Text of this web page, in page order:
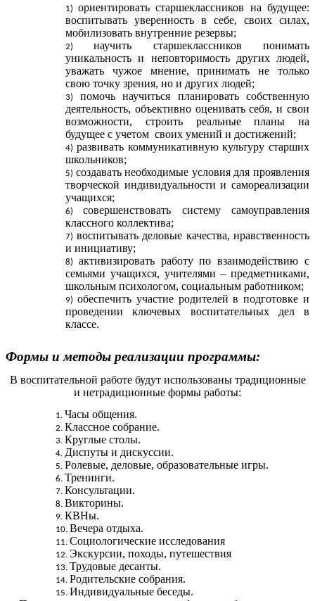
ориентировать старшеклассников на будущее:
воспитывать уверенность в себе, своих силах,
мобилизовать внутренние резервы;
научить старшеклассников понимать
уникальность и неповторимость других людей,
уважать чужое мнение, принимать не только
свою точку зрения, но и других людей;
помочь научиться планировать собственную
деятельность, объективно оценивать себя, и свои
возможности, строить реальные планы на
будущее с учетом своих умений и достижений;
развивать коммуникативную культуру старших
школьников;
создавать необходимые условия для проявления
творческой индивидуальности и самореализации
учащихся;
совершенствовать систему самоуправления
классного коллектива;
воспитывать деловые качества, нравственность
и инициативу;
активизировать работу по взаимодействию с
семьями учащихся, учителями – предметниками,
школьным психологом, социальным работником;
обеспечить участие родителей в подготовке и
проведении ключевых воспитательных дел в
классе.
Формы и методы реализации программы:
В воспитательной работе будут использованы традиционные
и нетрадиционные формы работы:
Часы общения.
Классное собрание.
Круглые столы.
Диспуты и дискуссии.
Ролевые, деловые, образовательные игры.
Тренинги.
Консультации.
Викторины.
КВНы.
Вечера отдыха.
Социологические исследования
Экскурсии, походы, путешествия
Трудовые десанты.
Родительские собрания.
Индивидуальные беседы.